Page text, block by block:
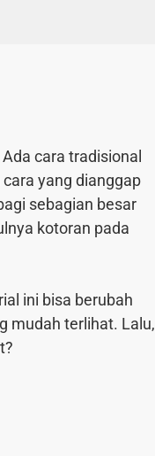
cara tradisional
yang dianggap
sebagian besar
kotoran pada
ini bisa berubah
mudah terlihat. Lalu,